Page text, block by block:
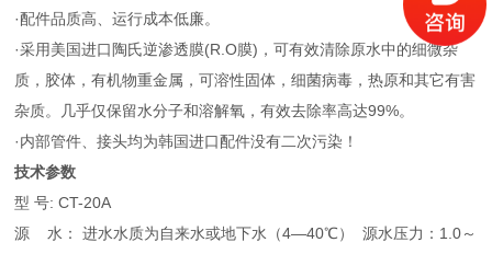
·配件品质高、运行成本低廉。
·采用美国进口陶氏逆渗透膜(R.O膜)，可有效清除原水中的细微杂
质，胶体，有机物重金属，可溶性固体，细菌病毒，热原和其它有害
杂质。几乎仅保留水分子和溶解氧，有效去除率高达99%。
·内部管件、接头均为韩国进口配件没有二次污染！
技术参数
型 号: CT-20A
源 水： 进水水质为自来水或地下水（4—40℃） 源水压力：1.0～